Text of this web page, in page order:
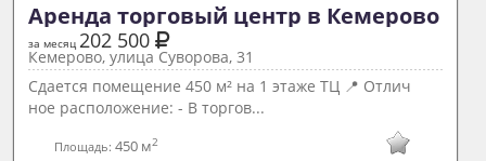
Аренда торговый центр в Кемерово
за месяц 202 500
Кемерово, улица Суворова, 31
Сдается помещение 450 м² на 1 этаже ТЦ 📍 Отлич
ное расположение: - В торгов...
Площадь:450 м2